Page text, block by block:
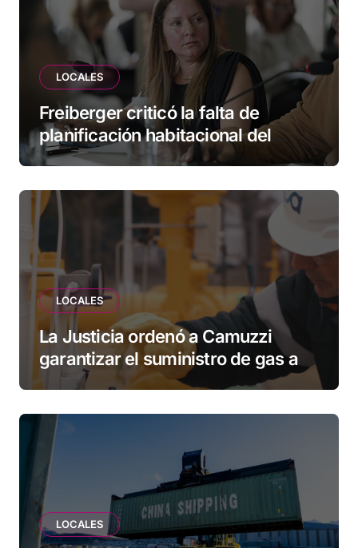
LOCALES
Freiberger criticó la falta de
planificación habitacional del
Municipio: “Vuoto deja afuera a
esperando”
LOCALES
La Justicia ordenó a Camuzzi
garantizar el suministro de gas a
una familia de Tolhuin
LOCALES